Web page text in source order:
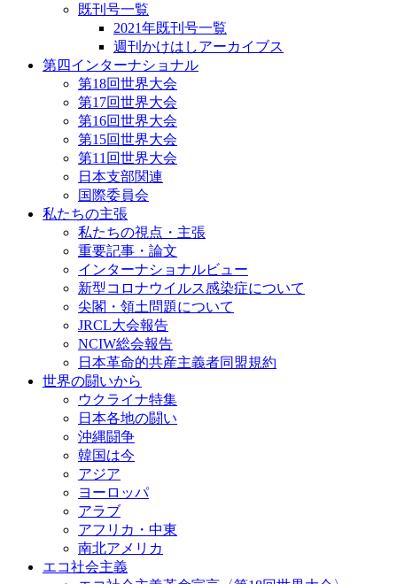
既刊号一覧
2021年既刊号一覧
週刊かけはしアーカイブス
第四インターナショナル
第18回世界大会
第17回世界大会
第16回世界大会
第15回世界大会
第11回世界大会
日本支部関連
国際委員会
私たちの主張
私たちの視点・主張
重要記事・論文
インターナショナルビュー
新型コロナウイルス感染症について
尖閣・領土問題について
JRCL大会報告
NCIW総会報告
日本革命的共産主義者同盟規約
世界の闘いから
ウクライナ特集
日本各地の闘い
沖縄闘争
韓国は今
アジア
ヨーロッパ
アラブ
アフリカ・中東
南北アメリカ
エコ社会主義